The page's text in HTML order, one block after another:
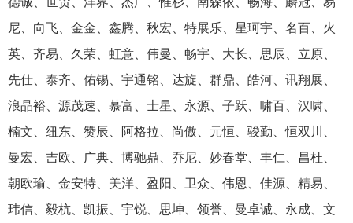
尼、向飞、金金、鑫腾、秋宏、特展乐、星珂宇、名百、火
英、齐易、久荣、虹意、伟曼、畅宇、大长、思辰、立原、
先仕、泰齐、佑锡、宇通铭、达旋、群鼎、皓河、讯翔展、
浪晶裕、源茂速、慕富、士星、永源、子跃、啸百、汉啸、
楠文、纽东、赞辰、阿格拉、尚傲、元恒、骏勤、恒双川、
曼宏、吉欧、广典、博驰鼎、乔尼、妙春堂、丰仁、昌杜、
朝欧瑜、金安特、美洋、盈阳、卫众、伟恩、佳源、精易、
玮信、毅杭、凯振、宇锐、思坤、领誉、曼卓诚、永成、文